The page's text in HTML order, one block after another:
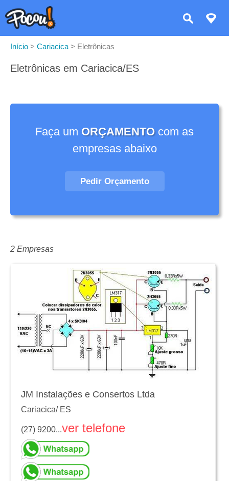
Início > Cariacica > Eletrônicas
Eletrônicas em Cariacica/ES
Faça um ORÇAMENTOcom as
empresas abaixo
Pedir Orçamento
2 Empresas
JM Instalações e Consertos Ltda
Cariacica/ ES
(27) 9200...ver telefone